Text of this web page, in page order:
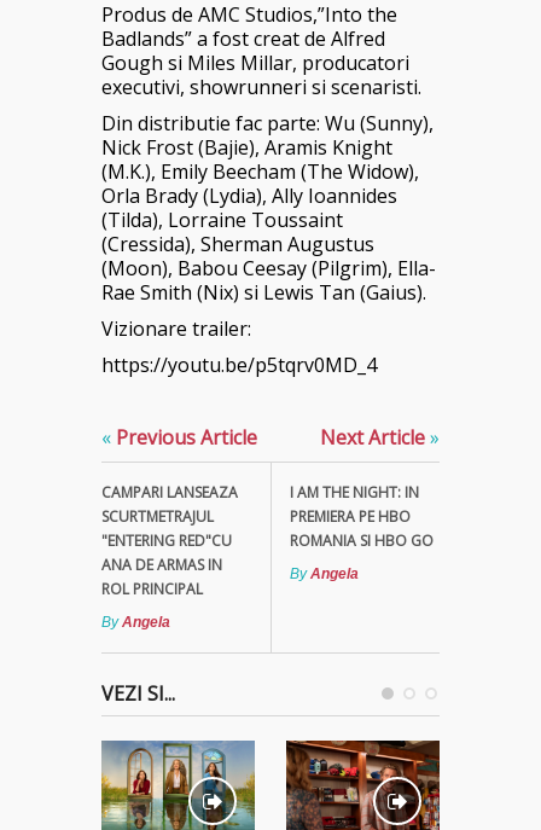
Produs de AMC Studios,”Into the
Badlands” a fost creat de Alfred
Gough si Miles Millar, producatori
executivi, showrunneri si scenaristi.
Din distributie fac parte: Wu (Sunny),
Nick Frost (Bajie), Aramis Knight
(M.K.), Emily Beecham (The Widow),
Orla Brady (Lydia), Ally Ioannides
(Tilda), Lorraine Toussaint
(Cressida), Sherman Augustus
(Moon), Babou Ceesay (Pilgrim), Ella-
Rae Smith (Nix) si Lewis Tan (Gaius).
Vizionare trailer:
https://youtu.be/p5tqrv0MD_4
« Previous Article
CAMPARI LANSEAZA
SCURTMETRAJUL
"ENTERING RED"CU
ANA DE ARMAS IN
ROL PRINCIPAL
ByAngela
Next Article»
I AM THE NIGHT: IN
PREMIERA PE HBO
ROMANIA SI HBO GO
ByAngela
VEZI SI...